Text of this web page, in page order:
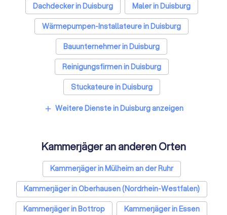
Dachdecker in Duisburg
Maler in Duisburg
Wärmepumpen-Installateure in Duisburg
Bauunternehmer in Duisburg
Reinigungsfirmen in Duisburg
Stuckateure in Duisburg
Spezialisten für Dämmung in Duisburg
Sicherheitstechniker in Duisburg
Trockenbauer in Duisburg
Sanitärinstallateure in Duisburg
Fliesenleger in Duisburg
Fensterbauer in Duisburg
add Weitere Dienste in Duisburg anzeigen
Kammerjäger an anderen Orten
Kammerjäger in Mülheim an der Ruhr
Kammerjäger in Oberhausen (Nordrhein-Westfalen)
Kammerjäger in Bottrop
Kammerjäger in Essen